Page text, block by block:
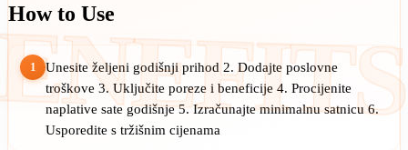
How to Use
1
Unesite željeni godišnji prihod 2. Dodajte poslovne
troškove 3. Uključite poreze i beneficije 4. Procijenite
naplative sate godišnje 5. Izračunajte minimalnu satnicu 6.
Usporedite s tržišnim cijenama